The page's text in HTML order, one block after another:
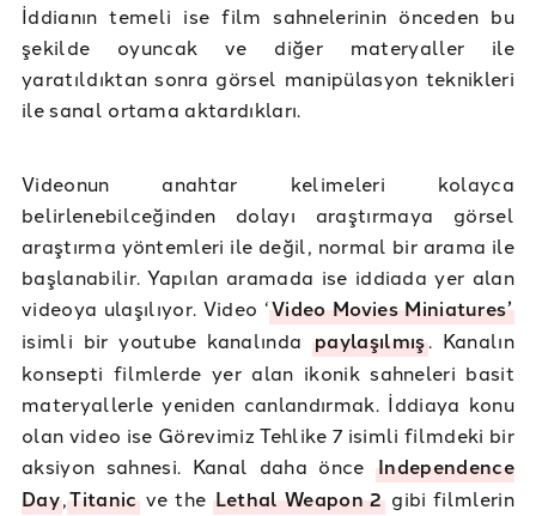
İddianın temeli ise film sahnelerinin önceden bu
şekilde oyuncak ve diğer materyaller ile
yaratıldıktan sonra görsel manipülasyon teknikleri
ile sanal ortama aktardıkları.
Videonun anahtar kelimeleri kolayca
belirlenebilceğinden dolayı araştırmaya görsel
araştırma yöntemleri ile değil, normal bir arama ile
başlanabilir. Yapılan aramada ise iddiada yer alan
videoya ulaşılıyor. Video ‘Video Movies Miniatures’
isimli bir youtube kanalındapaylaşılmış. Kanalın
konsepti filmlerde yer alan ikonik sahneleri basit
materyallerle yeniden canlandırmak. İddiaya konu
olan video ise Görevimiz Tehlike 7 isimli filmdeki bir
aksiyon sahnesi. Kanal daha önceIndependence
Day,Titanicve the Lethal Weapon 2gibi filmlerin